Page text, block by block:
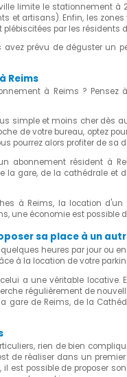
limite le stationnement à
et artisans). Enfin, les
par les résidents
avez prévu de déguster un
Reims
à Reims ?
simple et moins cher dès
de votre bureau, optez
pourrez alors profiter de sa
abonnement résident à
gare, de la cathédrale et
à Reims, la location
une économie est possible
sa place à un
heures par jour ou
à la location de votre
a une véritable
régulièrement de
gare de Reims, de la
rien de bien
de réaliser dans un
est possible de proposer